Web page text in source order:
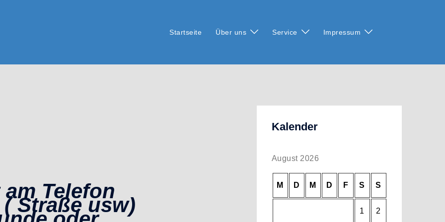
Startseite Über uns Service Impressum
Telefon
Straße usw)
Kalender
August 2026
M D M D F S S
1 2